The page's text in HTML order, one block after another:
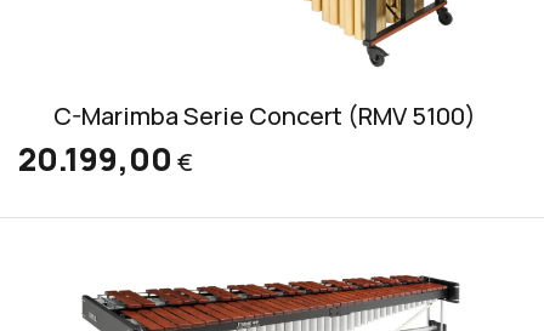
C-Marimba Serie Concert (RMV 5100)
20.199,00 €